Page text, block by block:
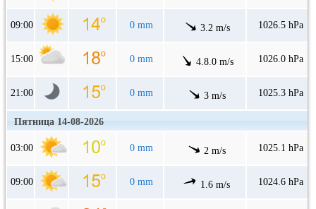
09:00 0 mm 3.2 m/s 1026.5 hPa
15:00 0 mm 4.8.0 m/s 1026.0 hPa
21:00 0 mm 3 m/s 1025.3 hPa
Пятница 14-08-2026
03:00 0 mm 2 m/s 1025.1 hPa
09:00 0 mm 1.6 m/s 1024.6 hPa